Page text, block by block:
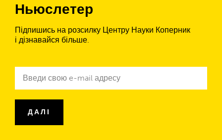
Ньюслетер
Підпишись на розсилку Центру Науки Коперник
і дізнавайся більше.
Ньюслетер
mail
ДАЛІ